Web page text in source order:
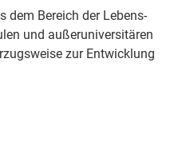
dem Bereich der Lebens­
und außer­universitären
zur Entwicklung